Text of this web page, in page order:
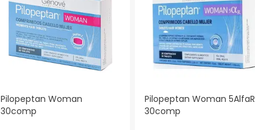
Pilopeptan Woman
30comp
Pilopeptan Woman 5AlfaR
30comp